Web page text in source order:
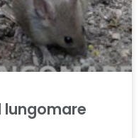
lungomare